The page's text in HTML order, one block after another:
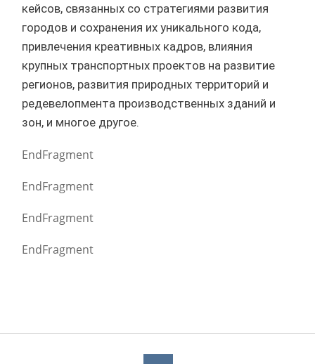
кейсов, связанных со стратегиями развития
городов и сохранения их уникального кода,
привлечения креативных кадров, влияния
крупных транспортных проектов на развитие
регионов, развития природных территорий и
редевелопмента производственных зданий и
зон, и многое другое.
EndFragment
EndFragment
EndFragment
EndFragment